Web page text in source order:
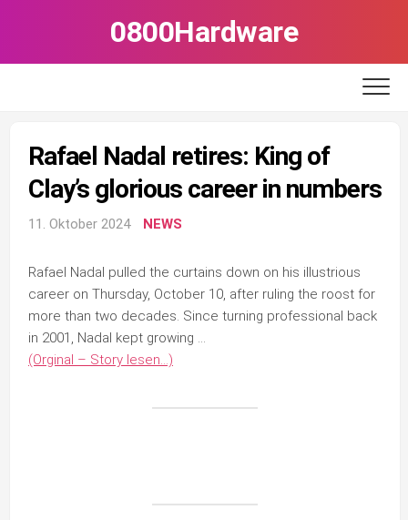
0800Hardware
Rafael Nadal retires: King of
Clay’s glorious career in numbers
11. Oktober 2024 NEWS
Rafael Nadal pulled the curtains down on his illustrious
career on Thursday, October 10, after ruling the roost for
more than two decades. Since turning professional back
in 2001, Nadal kept growing …
(Orginal – Story lesen…)